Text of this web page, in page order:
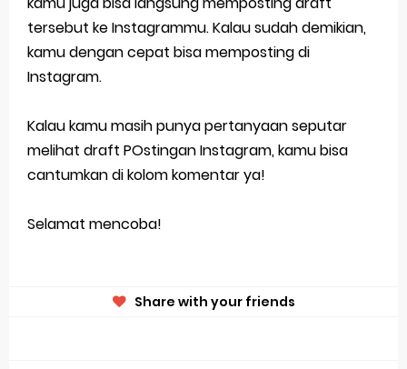
tersebut ke Instagrammu. Kalau sudah demikian,
kamu dengan cepat bisa memposting di
Instagram.
Kalau kamu masih punya pertanyaan seputar
melihat draft POstingan Instagram, kamu bisa
cantumkan di kolom komentar ya!
Selamat mencoba!
Share with your friends